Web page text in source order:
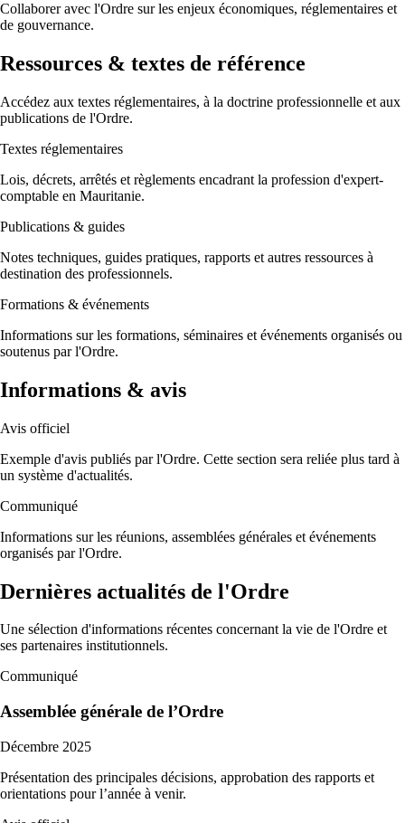
Collaborer avec l'Ordre sur les enjeux économiques, réglementaires et
de gouvernance.
Ressources & textes de référence
Accédez aux textes réglementaires, à la doctrine professionnelle et aux
publications de l'Ordre.
Textes réglementaires
Lois, décrets, arrêtés et règlements encadrant la profession d'expert-
comptable en Mauritanie.
Publications & guides
Notes techniques, guides pratiques, rapports et autres ressources à
destination des professionnels.
Formations & événements
Informations sur les formations, séminaires et événements organisés ou
soutenus par l'Ordre.
Informations & avis
Avis officiel
Exemple d'avis publiés par l'Ordre. Cette section sera reliée plus tard à
un système d'actualités.
Communiqué
Informations sur les réunions, assemblées générales et événements
organisés par l'Ordre.
Dernières actualités de l'Ordre
Une sélection d'informations récentes concernant la vie de l'Ordre et
ses partenaires institutionnels.
Communiqué
Assemblée générale de l’Ordre
Décembre 2025
Présentation des principales décisions, approbation des rapports et
orientations pour l’année à venir.